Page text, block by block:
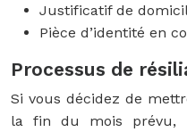
Justificatif de
Pièce d’identité en
Processus de
Si vous décidez de
la fin du mois prévu,